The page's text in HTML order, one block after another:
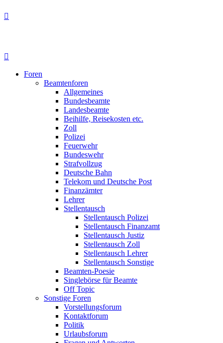
Foren
Beamtenforen
Allgemeines
Bundesbeamte
Landesbeamte
Beihilfe, Reisekosten etc.
Zoll
Polizei
Feuerwehr
Bundeswehr
Strafvollzug
Deutsche Bahn
Telekom und Deutsche Post
Finanzämter
Lehrer
Stellentausch
Stellentausch Polizei
Stellentausch Finanzamt
Stellentausch Justiz
Stellentausch Zoll
Stellentausch Lehrer
Stellentausch Sonstige
Beamten-Poesie
Singlebörse für Beamte
Off Topic
Sonstige Foren
Vorstellungsforum
Kontaktforum
Politik
Urlaubsforum